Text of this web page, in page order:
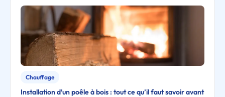
Chauffage
Installation d’un poêle à bois : tout ce qu’il faut savoir avant